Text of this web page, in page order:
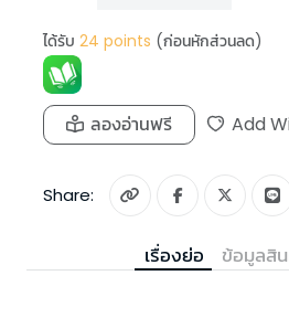
ได้รับ 24 points (ก่อนหักส่วนลด)
ลองอ่านฟรี Add
Share:
เรื่องย่อ ข้อมูลสิ